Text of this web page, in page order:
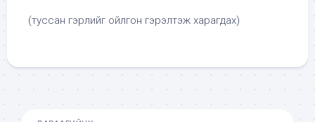
(туссан гэрлийг ойлгон гэрэлтэж харагдах)